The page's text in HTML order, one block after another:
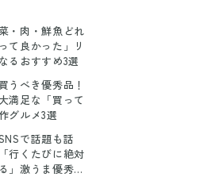
・肉・鮮魚どれ
て良かった」リ
るおすすめ3選
うべき優秀品！
満足な「買って
グルメ3選
で話題も話
行くたびに絶対
」激うま優秀グ